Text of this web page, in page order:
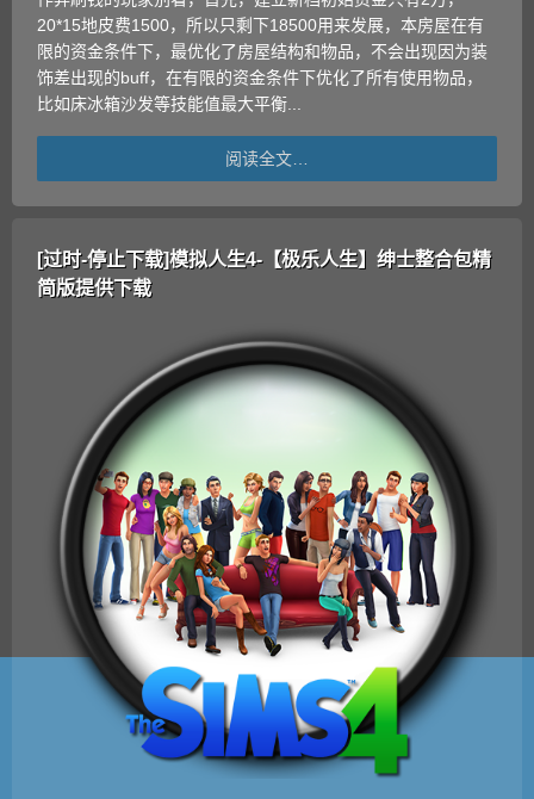
20*15地皮费1500，所以只剩下18500用来发展，本房屋在有
限的资金条件下，最优化了房屋结构和物品，不会出现因为装
饰差出现的buff，在有限的资金条件下优化了所有使用物品，
比如床冰箱沙发等技能值最大平衡...
阅读全文…
[过时-停止下载]模拟人生4-【极乐人生】绅士整合包精
简版提供下载